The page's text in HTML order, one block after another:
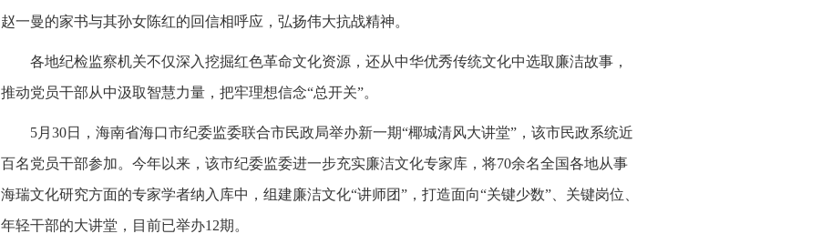
赵一曼的家书与其孙女陈红的回信相呼应，弘扬伟大抗战精神。
各地纪检监察机关不仅深入挖掘红色革命文化资源，还从中华优秀传统文化中选取廉洁故事，
推动党员干部从中汲取智慧力量，把牢理想信念“总开关”。
5月30日，海南省海口市纪委监委联合市民政局举办新一期“椰城清风大讲堂”，该市民政系统近
百名党员干部参加。今年以来，该市纪委监委进一步充实廉洁文化专家库，将70余名全国各地从事
海瑞文化研究方面的专家学者纳入库中，组建廉洁文化“讲师团”，打造面向“关键少数”、关键岗位、
年轻干部的大讲堂，目前已举办12期。